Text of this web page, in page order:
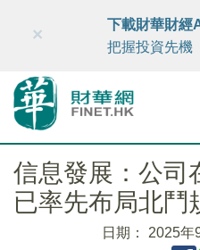
財華智庫網 FINTV
×
下載財華財經
把握投資先機
信息發展：公司
已率先布局北鬥
日期： 2025年